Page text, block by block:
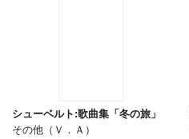
シューベルト:歌曲集「冬の旅」
その他（Ｖ．Ａ）